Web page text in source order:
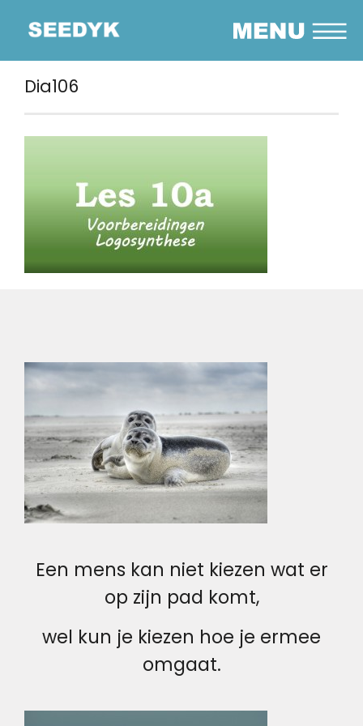
Dia106
Een mens kan niet kiezen wat er
op zijn pad komt,
wel kun je kiezen hoe je ermee
omgaat.